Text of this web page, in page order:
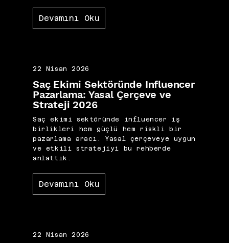
Devamını Oku
22 Nisan 2026
Saç Ekimi Sektöründe Influencer
Pazarlama: Yasal Çerçeve ve
Strateji 2026
Saç ekimi sektöründe influencer iş
birlikleri hem güçlü hem riskli bir
pazarlama aracı. Yasal çerçeveye uygun
ve etkili stratejiyi bu rehberde
anlattık.
Devamını Oku
22 Nisan 2026